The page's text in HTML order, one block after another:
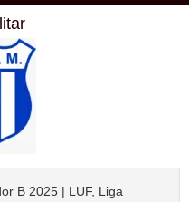
B 2025 | LUF, Liga